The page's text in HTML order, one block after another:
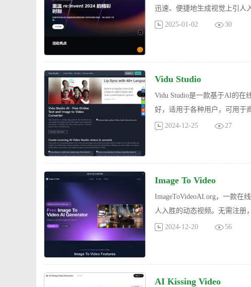
迅速、便捷地生成视觉上引人
2025-01-02 30
Vidu Studio
Vidu Studio是一款基于AI的在
好，适用于各种用户，可用于
2024-12-25 27
Image To Video
ImageToVideoAI.org，一款在
人入胜的动态视频。无需注册
2024-12-20 56
AI Kissing Video